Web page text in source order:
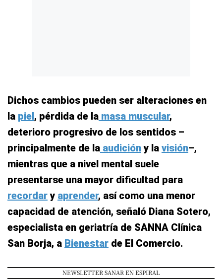
Dichos cambios pueden ser alteraciones en
la piel, pérdida de la masa muscular,
deterioro progresivo de los sentidos –
principalmente de la audicióny la visión–,
mientras que a nivel mental suele
presentarse una mayor dificultad para
recordary aprender, así como una menor
capacidad de atención, señaló Diana Sotero,
especialista en geriatría de SANNA Clínica
San Borja, a Bienestar de El Comercio.
NEWSLETTER SANAR EN ESPIRAL